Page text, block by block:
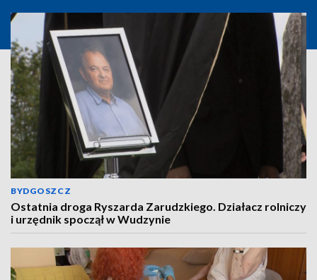
BYDGOSZCZ
Ostatnia droga Ryszarda Zarudzkiego. Działacz rolniczy
i urzędnik spoczął w Wudzynie